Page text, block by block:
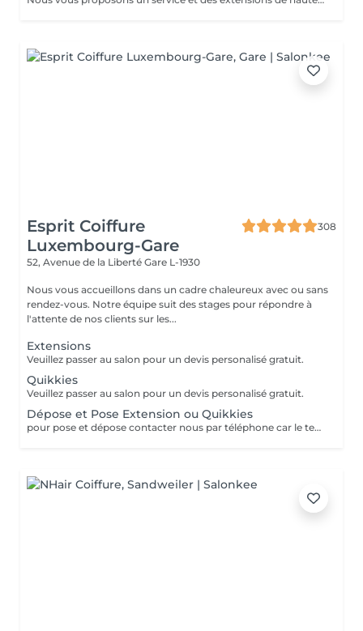
Esprit Coiffure
Luxembourg-Gare
308
52, Avenue de la Liberté Gare L-1930
Nous vous accueillons dans un cadre chaleureux avec ou sans
rendez-vous. Notre équipe suit des stages pour répondre à
l'attente de nos clients sur les...
Extensions
Veuillez passer au salon pour un devis personalisé gratuit.
Quikkies
Veuillez passer au salon pour un devis personalisé gratuit.
Dépose et Pose Extension ou Quikkies
pour pose et dépose contacter nous par téléphone car le temps peut varier